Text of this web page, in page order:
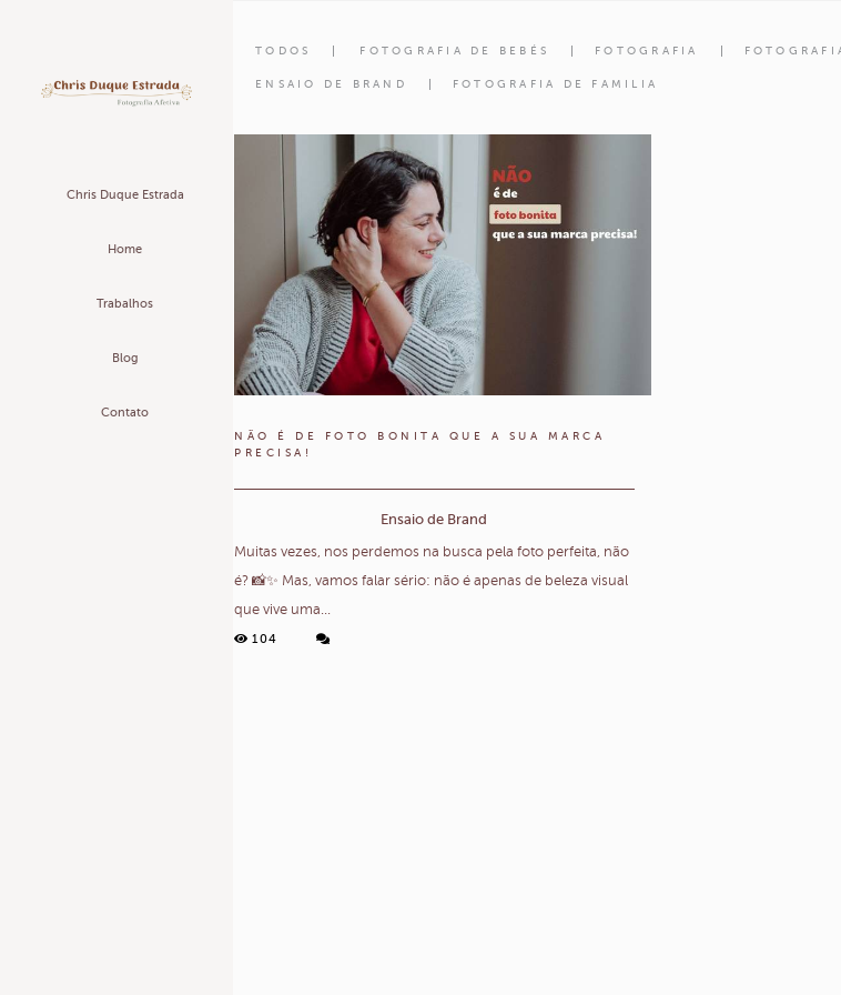
Chris Duque Estrada
Home
Trabalhos
Blog
Contato
TODOS FOTOGRAFIA DE BEBÉS FOTOGRAFIA
ENSAIO DE BRAND FOTOGRAFIA DE FAMILIA
NÃO É DE FOTO BONITA QUE A SUA MARCA
PRECISA!
Ensaio de Brand
104
Muitas vezes, nos perdemos na busca pela foto perfeita, não
é? 📸✨ Mas, vamos falar sério: não é apenas de beleza visual
que vive uma...